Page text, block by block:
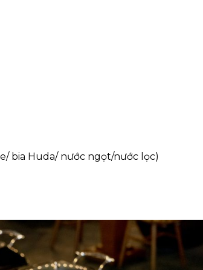
bia Huda/ nước ngọt/nước lọc)